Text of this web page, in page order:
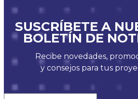
SUSCRÍBETE A
BOLETÍN DE
Recibe novedades,
y consejos para tus